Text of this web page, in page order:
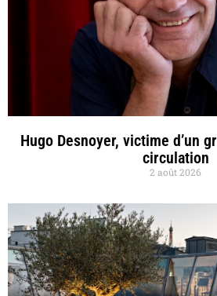
Hugo Desnoyer, victime d’un
circulation
2 août 2026